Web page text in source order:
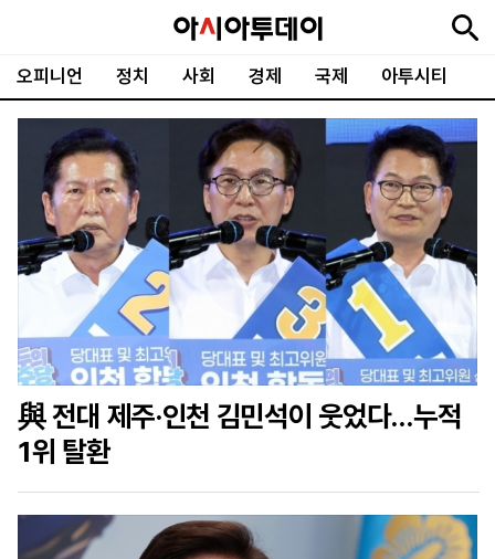
오피니언 정치 사회 경제 국제 아투시티
뉴
스
최
신
속
보
정
치
사
회
경
제
국
제
오
피
니
언
피
플
아
투
시
티
문
화
스
포
츠
포
토
ENGLISH
中
文
Tiếng
Việt
지
면
기
신
문
독
후
원
기
제
보
시
회
사
개
앱
설
與 전대 제주·인천 김민석이 웃었다…누적
1위 탈환